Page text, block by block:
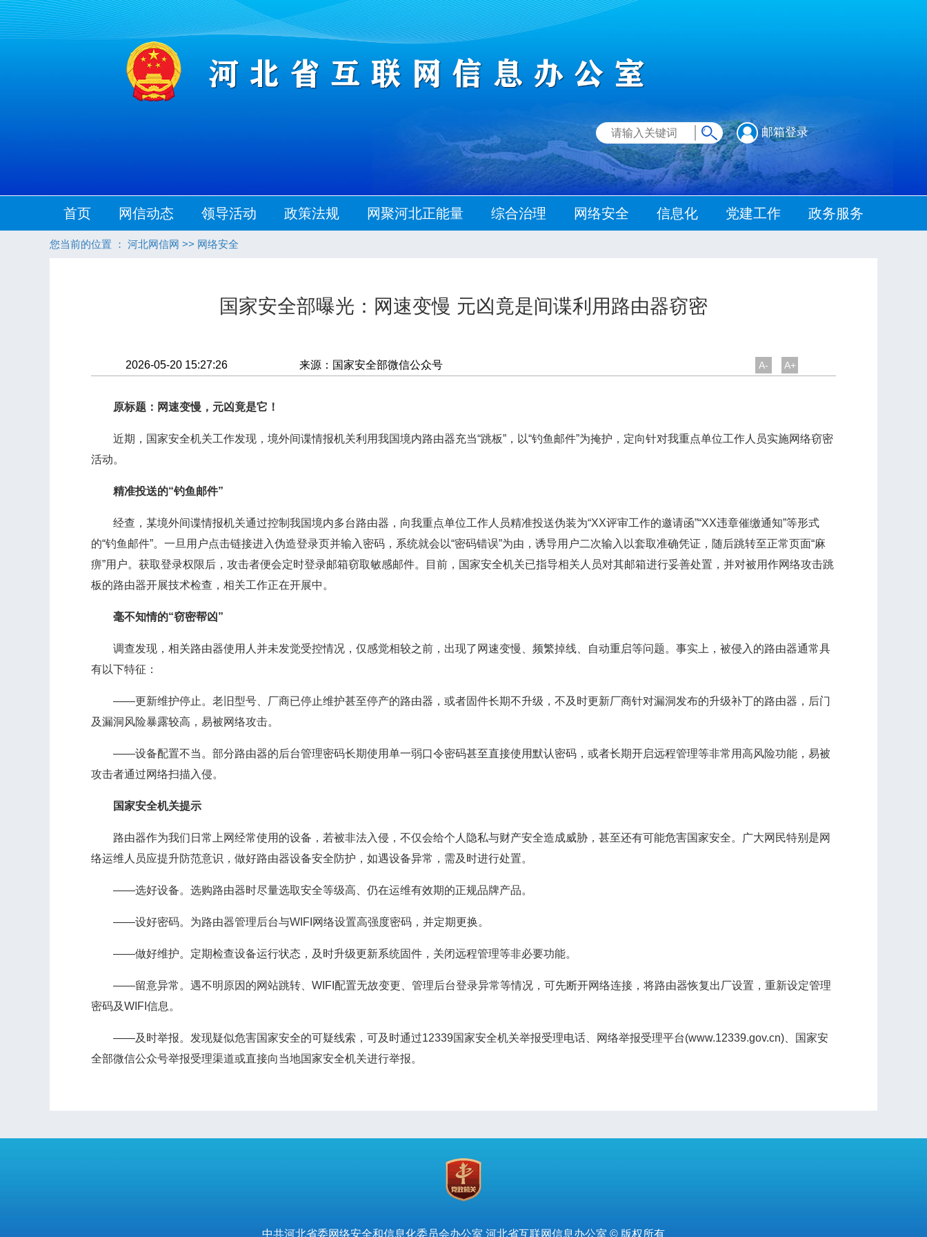
邮箱登录
首页 网信动态 领导活动 政策法规 网聚河北正能量 综合治理 网络安全 信息化 党建工作 政务服务
您当前的位置 ： 河北网信网 >> 网络安全
国家安全部曝光：网速变慢 元凶竟是间谍利用路由器窃密
2026-05-20 15:27:26 来源：国家安全部微信公众号 A- A+
原标题：网速变慢，元凶竟是它！
近期，国家安全机关工作发现，境外间谍情报机关利用我国境内路由器充当“跳板”，以“钓鱼邮件”为掩护，定向针对我重点单位工作人员实施网络窃密
活动。
精准投送的“钓鱼邮件”
经查，某境外间谍情报机关通过控制我国境内多台路由器，向我重点单位工作人员精准投送伪装为“XX评审工作的邀请函”“XX违章催缴通知”等形式
的“钓鱼邮件”。一旦用户点击链接进入伪造登录页并输入密码，系统就会以“密码错误”为由，诱导用户二次输入以套取准确凭证，随后跳转至正常页面“麻
痹”用户。获取登录权限后，攻击者便会定时登录邮箱窃取敏感邮件。目前，国家安全机关已指导相关人员对其邮箱进行妥善处置，并对被用作网络攻击跳
板的路由器开展技术检查，相关工作正在开展中。
毫不知情的“窃密帮凶”
调查发现，相关路由器使用人并未发觉受控情况，仅感觉相较之前，出现了网速变慢、频繁掉线、自动重启等问题。事实上，被侵入的路由器通常具
有以下特征：
——更新维护停止。老旧型号、厂商已停止维护甚至停产的路由器，或者固件长期不升级，不及时更新厂商针对漏洞发布的升级补丁的路由器，后门
及漏洞风险暴露较高，易被网络攻击。
——设备配置不当。部分路由器的后台管理密码长期使用单一弱口令密码甚至直接使用默认密码，或者长期开启远程管理等非常用高风险功能，易被
攻击者通过网络扫描入侵。
国家安全机关提示
路由器作为我们日常上网经常使用的设备，若被非法入侵，不仅会给个人隐私与财产安全造成威胁，甚至还有可能危害国家安全。广大网民特别是网
络运维人员应提升防范意识，做好路由器设备安全防护，如遇设备异常，需及时进行处置。
——选好设备。选购路由器时尽量选取安全等级高、仍在运维有效期的正规品牌产品。
——设好密码。为路由器管理后台与WIFI网络设置高强度密码，并定期更换。
——做好维护。定期检查设备运行状态，及时升级更新系统固件，关闭远程管理等非必要功能。
——留意异常。遇不明原因的网站跳转、WIFI配置无故变更、管理后台登录异常等情况，可先断开网络连接，将路由器恢复出厂设置，重新设定管理
密码及WIFI信息。
——及时举报。发现疑似危害国家安全的可疑线索，可及时通过12339国家安全机关举报受理电话、网络举报受理平台(www.12339.gov.cn)、国家安
全部微信公众号举报受理渠道或直接向当地国家安全机关进行举报。
中共河北省委网络安全和信息化委员会办公室 河北省互联网信息办公室 © 版权所有